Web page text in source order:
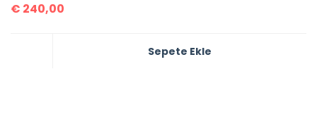
€ 240,00
Sepete Ekle